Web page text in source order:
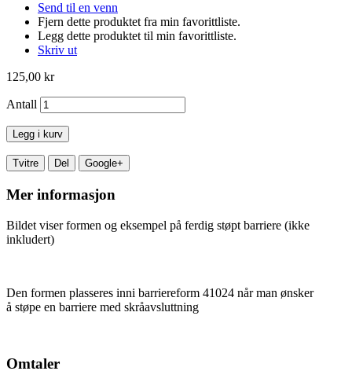
Send til en venn
Fjern dette produktet fra min favorittliste.
Legg dette produktet til min favorittliste.
Skriv ut
125,00 kr
Antall
Legg i kurv
Tvitre Del Google+
Mer informasjon
Bildet viser formen og eksempel på ferdig støpt barriere (ikke
inkludert)
Den formen plasseres inni barriereform 41024 når man ønsker
å støpe en barriere med skråavsluttning
Omtaler